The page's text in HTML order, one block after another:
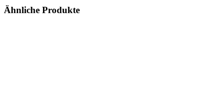
Ähnliche Produkte